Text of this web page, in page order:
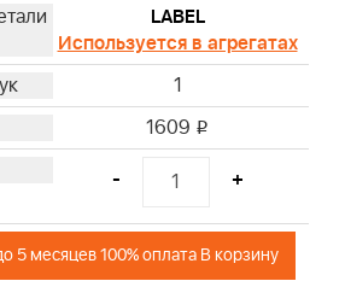
LABEL
Используется в агрегатах
1
1609 i
- +
5 месяцев 100% оплата В корзину